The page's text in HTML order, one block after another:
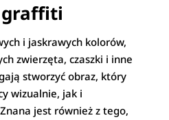
graffiti
i jaskrawych kolorów,
zwierzęta, czaszki i inne
stworzyć obraz, który
wizualnie, jak i
jest również z tego,